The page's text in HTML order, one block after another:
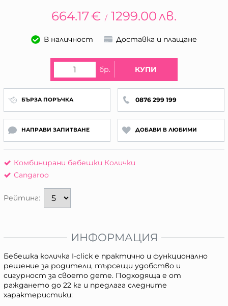
664.17€ / 1299.00 лв.
В наличност Доставка и плащане
бр. КУПИ
БЪРЗА ПОРЪЧКА 0876 299 199
НАПРАВИ ЗАПИТВАНЕ ДОБАВИ В ЛЮБИМИ
Комбинирани бебешки Колички
Cangaroo
Рейтинг:
ИНФОРМАЦИЯ
Бебешка количка I-click е практично и функционално
решение за родители, търсещи удобство и
сигурност за своето дете. Подходяща е от
раждането до 22 кг и предлага следните
характеристики: